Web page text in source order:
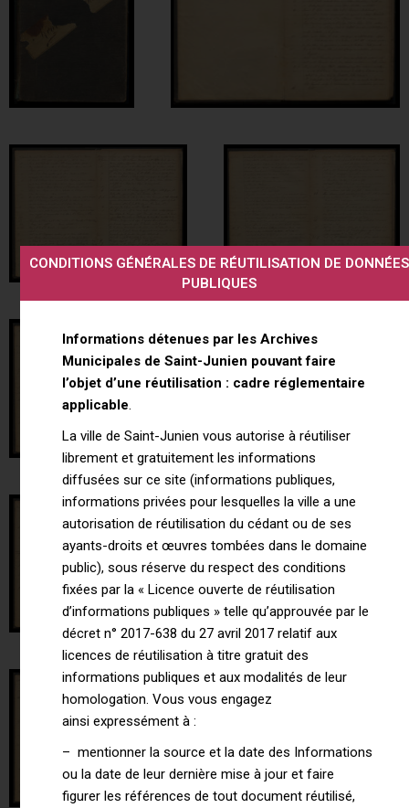
CONDITIONS GÉNÉRALES DE RÉUTILISATION DE DONNÉES
PUBLIQUES
Informations détenues par les Archives
Municipales de Saint-Junien pouvant faire
l’objet d’une réutilisation : cadre réglementaire
applicable.
La ville de Saint-Junien vous autorise à réutiliser
librement et gratuitement les informations
diffusées sur ce site (informations publiques,
informations privées pour lesquelles la ville a une
autorisation de réutilisation du cédant ou de ses
ayants-droits et œuvres tombées dans le domaine
public), sous réserve du respect des conditions
fixées par la « Licence ouverte de réutilisation
d’informations publiques » telle qu’approuvée par le
décret n° 2017-638 du 27 avril 2017 relatif aux
licences de réutilisation à titre gratuit des
informations publiques et aux modalités de leur
homologation. Vous vous engagez
ainsi expressément à :
– mentionner la source et la date des Informations
ou la date de leur dernière mise à jour et faire
figurer les références de tout document réutilisé,